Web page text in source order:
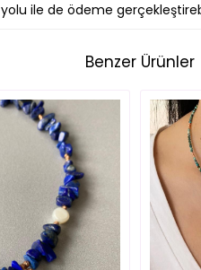
yolu ile de ödeme
Benzer Ürünler